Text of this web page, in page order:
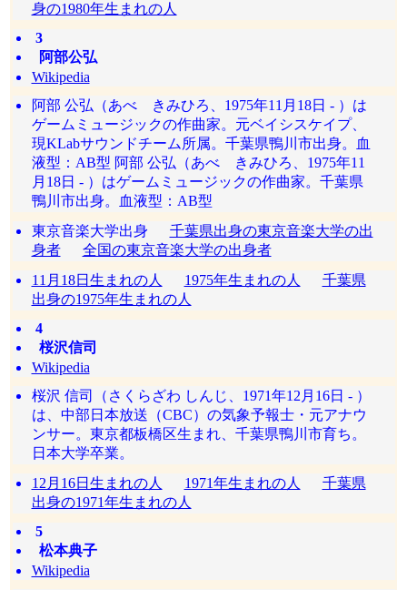
身の1980年生まれの人
3
阿部公弘
Wikipedia
阿部 公弘（あべ きみひろ、1975年11月18日 - ）は
ゲームミュージックの作曲家。元ベイシスケイプ、
現KLabサウンドチーム所属。千葉県鴨川市出身。血
液型：AB型 阿部 公弘（あべ きみひろ、1975年11
月18日 - ）はゲームミュージックの作曲家。千葉県
鴨川市出身。血液型：AB型
東京音楽大学出身 千葉県出身の東京音楽大学の出
身者
全国の東京音楽大学の出身者
11月18日生まれの人
1975年生まれの人
千葉県
出身の1975年生まれの人
4
桜沢信司
Wikipedia
桜沢 信司（さくらざわ しんじ、1971年12月16日 - ）
は、中部日本放送（CBC）の気象予報士・元アナウ
ンサー。東京都板橋区生まれ、千葉県鴨川市育ち。
日本大学卒業。
12月16日生まれの人
1971年生まれの人
千葉県
出身の1971年生まれの人
5
松本典子
Wikipedia